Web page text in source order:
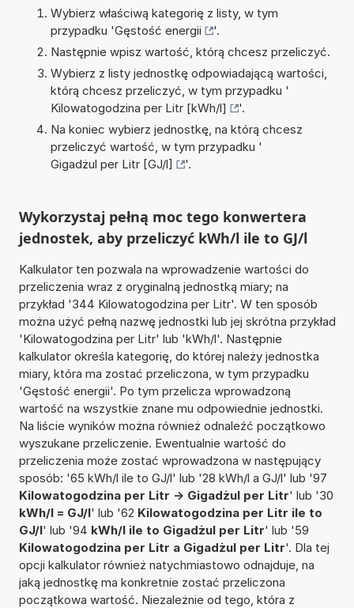
Wybierz właściwą kategorię z listy, w tym
przypadku 'Gęstość energii
'.
Następnie wpisz wartość, którą chcesz przeliczyć.
Wybierz z listy jednostkę odpowiadającą wartości,
którą chcesz przeliczyć, w tym przypadku '
Kilowatogodzina per Litr [kWh/l]
'.
Na koniec wybierz jednostkę, na którą chcesz
przeliczyć wartość, w tym przypadku '
Gigadżul per Litr [GJ/l]
'.
Wykorzystaj pełną moc tego konwertera
jednostek, aby przeliczyć kWh/l ile to GJ/l
Kalkulator ten pozwala na wprowadzenie wartości do
przeliczenia wraz z oryginalną jednostką miary; na
przykład '344 Kilowatogodzina per Litr'. W ten sposób
można użyć pełną nazwę jednostki lub jej skrótna przykład
'Kilowatogodzina per Litr' lub 'kWh/l'. Następnie
kalkulator określa kategorię, do której należy jednostka
miary, która ma zostać przeliczona, w tym przypadku
'Gęstość energii'. Po tym przelicza wprowadzoną
wartość na wszystkie znane mu odpowiednie jednostki.
Na liście wyników można również odnaleźć początkowo
wyszukane przeliczenie. Ewentualnie wartość do
przeliczenia może zostać wprowadzona w następujący
sposób: '65 kWh/l ile to GJ/l' lub '28 kWh/l a GJ/l' lub '97
Kilowatogodzina per Litr -> Gigadżul per Litr' lub '30
kWh/l = GJ/l' lub '62 Kilowatogodzina per Litr ile to
GJ/l' lub '94 kWh/l ile to Gigadżul per Litr' lub '59
Kilowatogodzina per Litr a Gigadżul per Litr'. Dla tej
opcji kalkulator również natychmiastowo odnajduje, na
jaką jednostkę ma konkretnie zostać przeliczona
początkowa wartość. Niezależnie od tego, która z